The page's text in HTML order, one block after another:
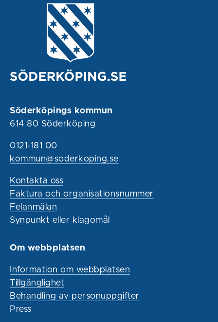
Söderköpings kommun
614 80 Söderköping
0121-181 00
kommun@soderkoping.se
Kontakta oss
Faktura och organisationsnummer
Felanmälan
Synpunkt eller klagomål
Om webbplatsen
Information om webbplatsen
Tillgänglighet
Behandling av personuppgifter
Press